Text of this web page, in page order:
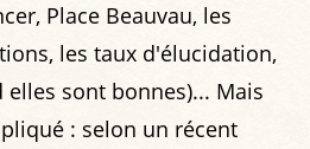
Place Beauvau, les
les taux d'élucidation,
sont bonnes)... Mais
: selon un récent